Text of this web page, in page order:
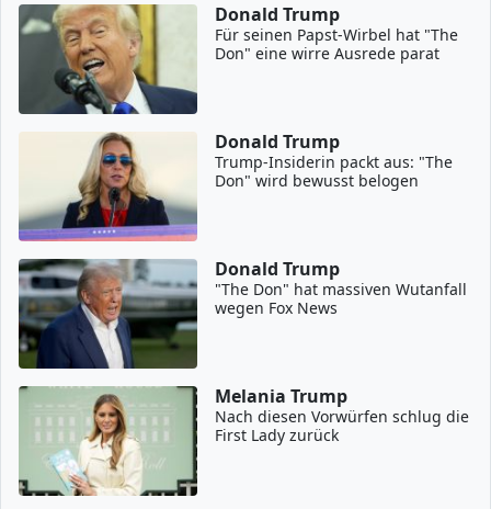
Donald Trump
Für seinen Papst-Wirbel hat "The
Don" eine wirre Ausrede parat
Donald Trump
Trump-Insiderin packt aus: "The
Don" wird bewusst belogen
Donald Trump
"The Don" hat massiven Wutanfall
wegen Fox News
Melania Trump
Nach diesen Vorwürfen schlug die
First Lady zurück